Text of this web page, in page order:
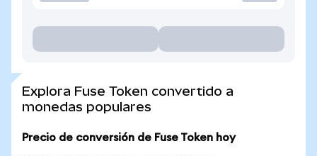
Explora Fuse Token convertido a
monedas populares
Precio de conversión de Fuse Token hoy